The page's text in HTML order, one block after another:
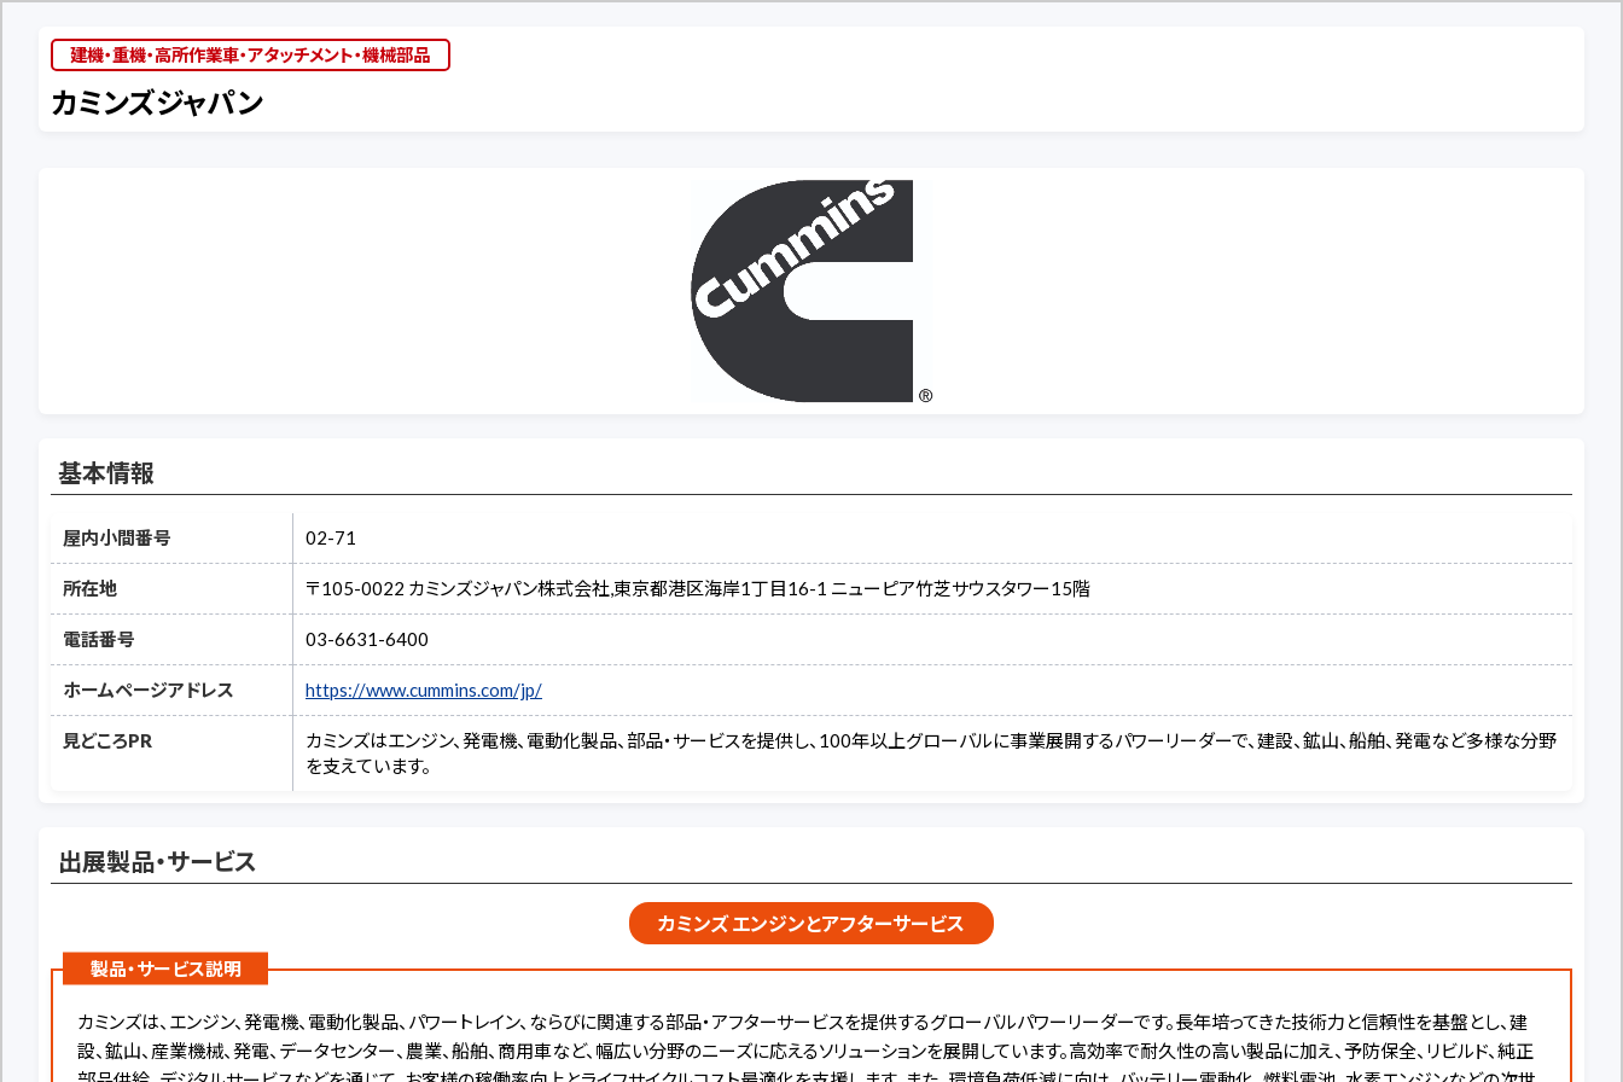
建機・重機・高所作業車・アタッチメント・機械部品
カミンズジャパン
基本情報
屋内小間番号 02-71
所在地 〒105-0022 カミンズジャパン株式会社,東京都港区海岸1丁目16-1 ニューピア竹芝サウスタワー15階
電話番号 03-6631-6400
ホームページアドレス https://www.cummins.com/jp/
見どころPR
カミンズはエンジン、発電機、電動化製品、部品・サービスを提供し、100年以上グローバルに事業展開するパワーリーダーで、建設、鉱山、船舶、発電など多様な分野
を支えています。
出展製品・サービス
カミンズ エンジンとアフターサービス
製品・サービス説明
カミンズは、エンジン、発電機、電動化製品、パワートレイン、ならびに関連する部品・アフターサービスを提供するグローバルパワーリーダーです。長年培ってきた技術力と信頼性を基盤とし、建
設、鉱山、産業機械、発電、データセンター、農業、船舶、商用車など、幅広い分野のニーズに応えるソリューションを展開しています。高効率で耐久性の高い製品に加え、予防保全、リビルド、純正